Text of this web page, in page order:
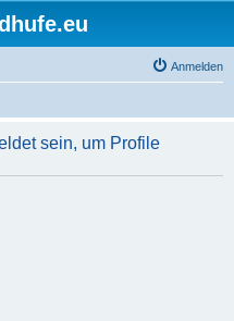
Anmelden
sein, um Profile